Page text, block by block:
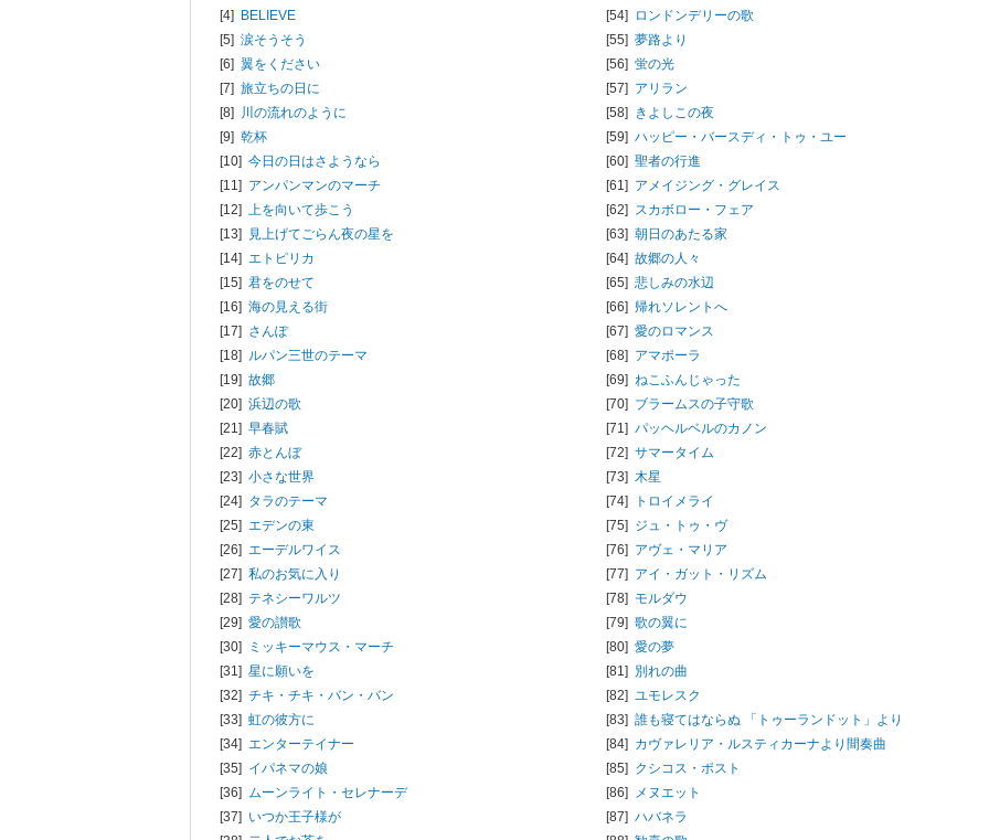
[4] BELIEVE
[5] 涙そうそう
[6] 翼をください
[7] 旅立ちの日に
[8] 川の流れのように
[9] 乾杯
[10] 今日の日はさようなら
[11] アンパンマンのマーチ
[12] 上を向いて歩こう
[13] 見上げてごらん夜の星を
[14] エトピリカ
[15] 君をのせて
[16] 海の見える街
[17] さんぽ
[18] ルパン三世のテーマ
[19] 故郷
[20] 浜辺の歌
[21] 早春賦
[22] 赤とんぼ
[23] 小さな世界
[24] タラのテーマ
[25] エデンの東
[26] エーデルワイス
[27] 私のお気に入り
[28] テネシーワルツ
[29] 愛の讃歌
[30]
ミッキーマウス・マーチ
[31] 星に願いを
[32] チキ・チキ・バン・バン
[33] 虹の彼方に
[34] エンターテイナー
[35] イパネマの娘
[36] ムーンライト・セレナーデ
[37] いつか王子様が
[54] ロンドンデリーの歌
[55] 夢路より
[56] 蛍の光
[57] アリラン
[58] きよしこの夜
[59] ハッピー・バースディ・トゥ・ユー
[60] 聖者の行進
[61] アメイジング・グレイス
[62] スカボロー・フェア
[63] 朝日のあたる家
[64] 故郷の人々
[65] 悲しみの水辺
[66] 帰れソレントへ
[67] 愛のロマンス
[68] アマポーラ
[69] ねこふんじゃった
[70] ブラームスの子守歌
[71] パッヘルベルのカノン
[72] サマータイム
[73] 木星
[74]
トロイメライ
[75] ジュ・トゥ・ヴ
[76] アヴェ・マリア
[77] アイ・ガット・リズム
[78] モルダウ
[79] 歌の翼に
[80] 愛の夢
[81] 別れの曲
[82] ユモレスク
[83] 誰も寝てはならぬ 「トゥーランドット」より
[84] カヴァレリア・ルスティカーナより間奏曲
[85] クシコス・ポスト
[86] メヌエット
[87] ハバネラ